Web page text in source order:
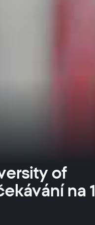
of
na 1